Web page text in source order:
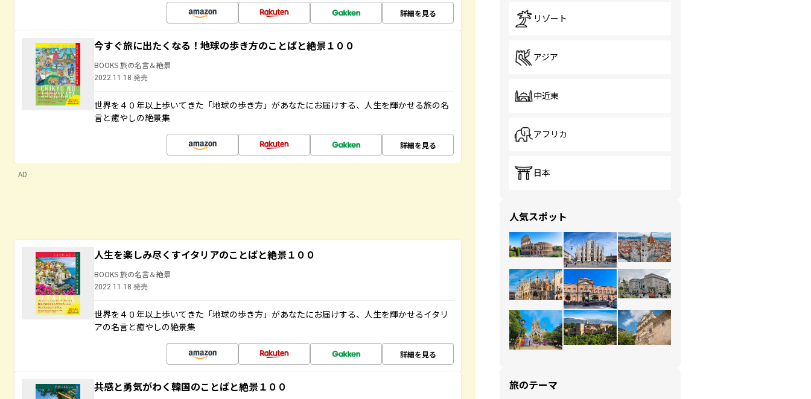
詳細を見る
今すぐ旅に出たくなる！地球の歩き方のことばと絶景１００
BOOKS 旅の名言＆絶景
2022.11.18 発売
世界を４０年以上歩いてきた「地球の歩き方」があなたにお届けする、人生を輝かせる旅の名
言と癒やしの絶景集
詳細を見る
AD
人生を楽しみ尽くすイタリアのことばと絶景１００
BOOKS 旅の名言＆絶景
2022.11.18 発売
世界を４０年以上歩いてきた「地球の歩き方」があなたにお届けする、人生を輝かせるイタリ
アの名言と癒やしの絶景集
詳細を見る
共感と勇気がわく韓国のことばと絶景１００
リゾート
アジア
中近東
アフリカ
日本
人気スポット
旅のテーマ